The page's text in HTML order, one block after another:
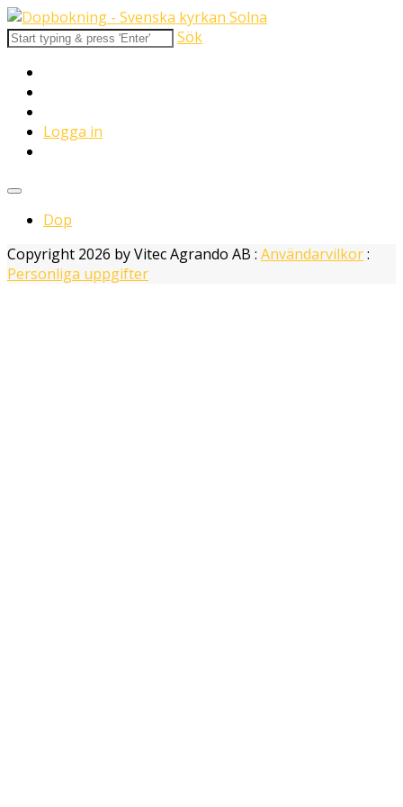
Sök
Logga in
Dop
Copyright 2026 by Vitec Agrando AB : Användarvilkor:
Personliga uppgifter